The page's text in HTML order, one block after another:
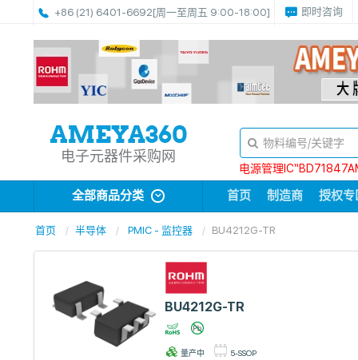
+86 (21) 6401-6692[周一至周五 9:00-18:00] 即时咨询
电子元器件采购网
电源管理
全部商品分类 首页 制造商 授权专
首页 半导体 PMIC - 监控器 BU4212G-TR
BU4212G-TR
量产中 5-SSOP